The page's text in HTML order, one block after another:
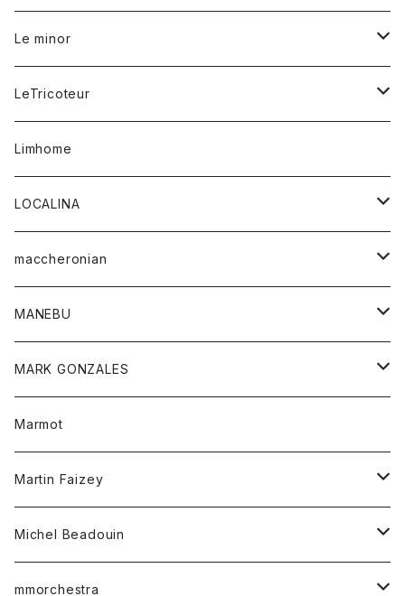
マフラー
リング
バンダナ
タンクトップ
Tシャツ
ベスト
ポロシャツ
ロングスリーブTシャツ
カーディガン
セーター
チュニック
シャツ
ワンピース
Tシャツ
レディース
コート
シャツ
ワンピース
Tシャツ
Le minor
ボトム
スカート
パンツ
レディース
アウター
カットソー
トップス
シャツ
LeTricoteur
カーディガン
Limhome
LOCALINA
ロングスリーブテーシャツ
maccheronian
靴
MANEBU
靴
MARK GONZALES
トップス
Tシャツ
Marmot
Martin Faizey
ベルト
Michel Beadouin
トップス
mmorchestra